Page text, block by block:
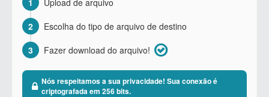
1
Upload de arquivo
2
Escolha do tipo de arquivo de destino
3
Fazer download do arquivo!
Nós respeitamos a sua privacidade! Sua conexão é
criptografada em 256 bits.